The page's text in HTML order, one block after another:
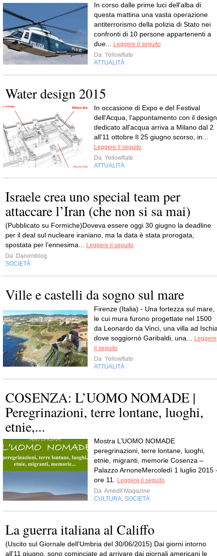
In corso dalle prime luci dell'alba di
questa mattina una vasta operazione
antiterrorismo della polizia di Stato nei
confronti di 10 persone appartenenti a
due...
Leggere il seguito
Da Yellowflate
ATTUALITÀ
Water design 2015
In occasione di Expo e del Festival
dell'Acqua, l'appuntamento con il design
dedicato all'acqua arriva a Milano dal 2
all'11 ottobre Il 25 giugno scorso, in...
Leggere il seguito
Da Yellowflate
ATTUALITÀ
Israele crea uno special team per
attaccare l’Iran (che non si sa mai)
(Pubblicato su Formiche)Doveva essere oggi 30 giugno la deadline
per il deal sul nucleare iraniano, ma la data è stata prorogata,
spostata per l’ennesima...
Leggere il seguito
Da Danemblog
SOCIETÀ
Ville e castelli da sogno sul mare
Firenze (Italia) - Una fortezza sul mare,
le cui mura furono progettate nel 1500
da Leonardo da Vinci, una villa ad
dove soggiornò Garibaldi, una...
Leggere
il seguito
Da Yellowflate
ATTUALITÀ
COSENZA: L’UOMO NOMADE |
Peregrinazioni, terre lontane, luoghi,
etnie,...
Mostra L’UOMO NOMADE
peregrinazioni, terre lontane, luoghi,
etnie, migranti, memorie Cosenza –
Palazzo ArnoneMercoledì 1 luglio 2015
ore 11.
Leggere il seguito
Da Amedit Magazine
CULTURA SOCIETÀ
La guerra italiana al Califfo
(Uscito sul Giornale dell'Umbria del 30/06/2015) Dai giorni intorno
all'11 giugno, sono cominciate ad arrivare dai giornali americani le